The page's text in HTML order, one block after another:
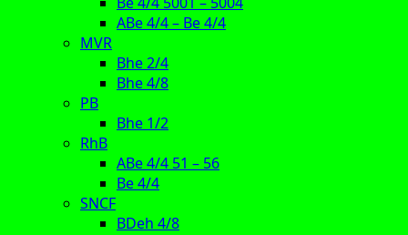
ABe 4/4 – Be 4/4
MVR
Bhe 2/4
Bhe 4/8
PB
Bhe 1/2
RhB
ABe 4/4 51 – 56
Be 4/4
SNCF
BDeh 4/8